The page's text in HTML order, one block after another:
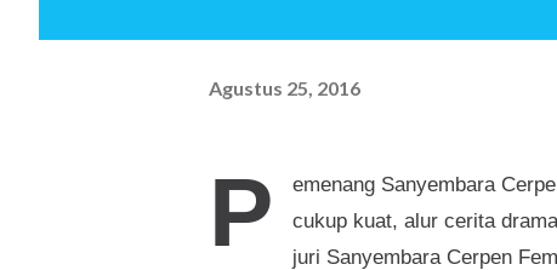
Agustus 25, 2016
P
emenang Sanyembara
cukup kuat, alur cerita
juri Sanyembara Cerpen